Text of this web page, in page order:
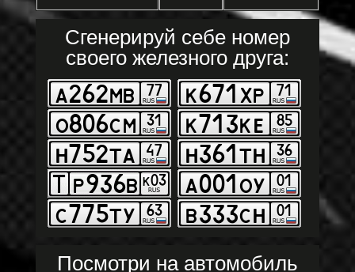
Сгенерируй себе номер
своего железного друга:
Посмотри на автомобиль